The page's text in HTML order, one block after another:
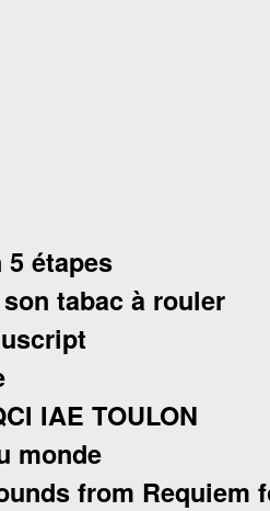
étapes
tabac à rouler
IAE TOULON
monde
from Requiem